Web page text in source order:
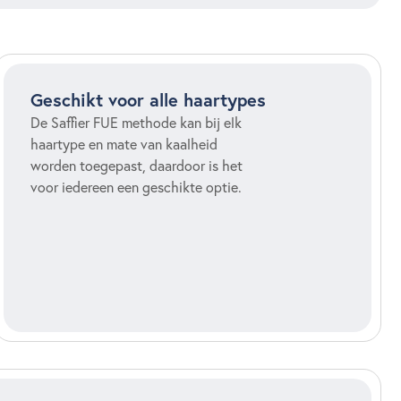
Geschikt voor alle haartypes
De Saffier FUE methode kan bij elk
haartype en mate van kaalheid
worden toegepast, daardoor is het
voor iedereen een geschikte optie.